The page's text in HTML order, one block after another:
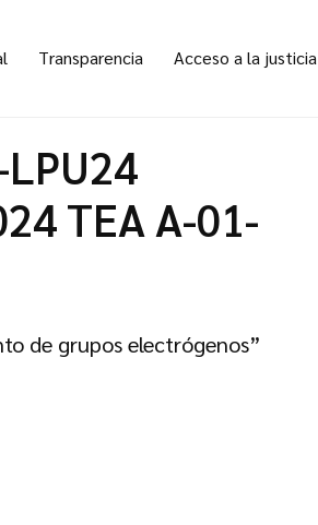
Transparencia Acceso a la justicia
TEA A-01-
de grupos electrógenos”